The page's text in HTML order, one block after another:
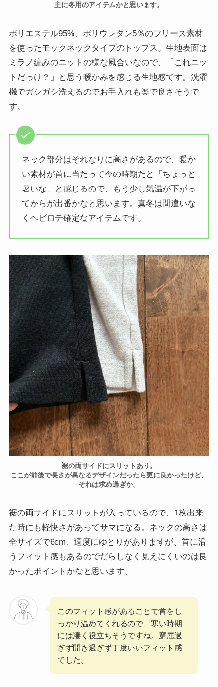
主に冬用のアイテムかと思います。
ポリエステル95%、ポリウレタン5％のフリース素材
を使ったモックネックタイプのトップス。生地表面は
ミラノ編みのニットの様な風合いなので、「これニッ
トだっけ？」と思う暖かみを感じる生地感です。洗濯
機でガシガシ洗えるのでお手入れも楽で良さそうで
す。
ネック部分はそれなりに高さがあるので、暖か
い素材が首に当たって今の時期だと「ちょっと
暑いな」と感じるので、もう少し気温が下がっ
てからが出番かなと思います。真冬は間違いな
くヘビロテ確定なアイテムです。
裾の両サイドにスリットあり。
ここが前後で長さが異なるデザインだったら更に良かったけど、
それは求め過ぎか。
裾の両サイドにスリットが入っているので、1枚出来
た時にも軽快さがあってサマになる。ネックの高さは
全サイズで6cm、適度にゆとりがありますが、首に沿
うフィット感もあるのでだらしなく見えにくいのは良
かったポイントかなと思います。
このフィット感があることで首をし
っかり温めてくれるので、寒い時期
には凄く役立ちそうですね。窮屈過
ぎず開き過ぎず丁度いいフィット感
でした。